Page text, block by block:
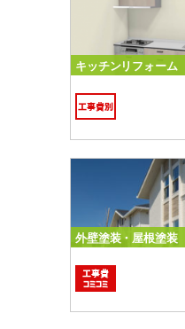
キッチンリフォーム
工事費別
外壁塗装・屋根塗装
工事費
コミコミ